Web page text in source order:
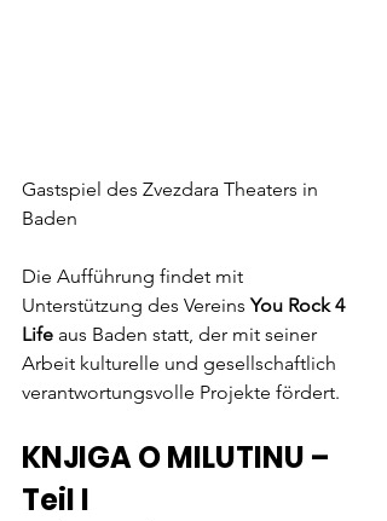
Gastspiel des Zvezdara Theaters in
Baden
Die Aufführung findet mit
Unterstützung des Vereins You Rock 4
Life aus Baden statt, der mit seiner
Arbeit kulturelle und gesellschaftlich
verantwortungsvolle Projekte fördert.
KNJIGA O MILUTINU –
Teil I